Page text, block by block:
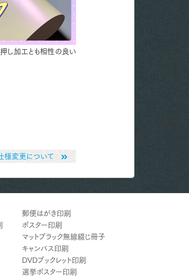
押し加工とも相性の良い
様変更について
郵便はがき印刷
ポスター印刷
マットブラック無線綴じ冊子
キャンバス印刷
DVDブックレット印刷
選挙ポスター印刷